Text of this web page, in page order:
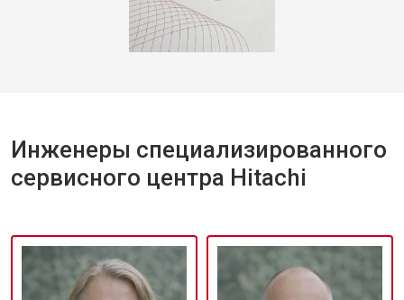
Инженеры специализированного
сервисного центра Hitachi